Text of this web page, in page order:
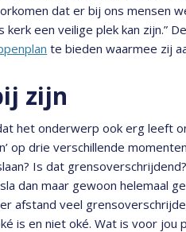
dat er bij ons mensen
een veilige plek kan zijn.”
te bieden waarmee zij
zijn
het onderwerp ook erg leeft
op drie verschillende
Is dat
dan maar gewoon helemaal
afstand veel
is en niet oké. Wat is voor